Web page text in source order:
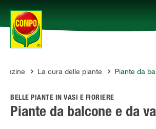
Prodotti
Magazine
La cura delle piante Piante da
BELLE PIANTE IN VASI E FIORIERE
Piante da balcone e da